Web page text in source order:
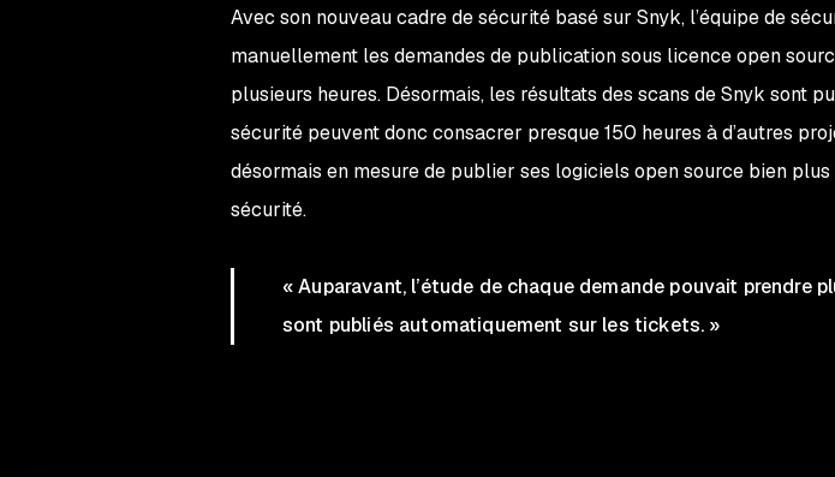
Avec son nouveau cadre de sécurité basé sur Snyk, l’équipe de
manuellement les demandes de publication sous licence open
plusieurs heures. Désormais, les résultats des scans de Snyk sont
sécurité peuvent donc consacrer presque 150 heures à d’autres
désormais en mesure de publier ses logiciels open source bien
sécurité.
« Auparavant, l’étude de chaque demande pouvait prendre
sont publiés automatiquement sur les tickets. »